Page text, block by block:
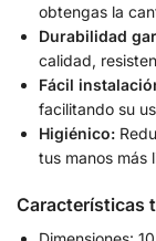
obtengas la
Durabilidad
calidad,
Fácil
facilitando su
Higiénico:
tus manos más
Características